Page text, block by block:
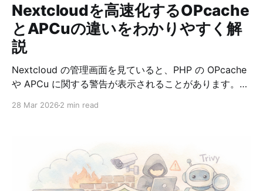
Nextcloudを高速化するOPcache
とAPCuの違いをわかりやすく解
説
Nextcloud の管理画面を見ていると、PHP の OPcache
や APCu に関する警告が表示されることがあります。
わかりにくい」と感じやすいポイントです。 この記事で
は、Nextcloud を快適に動かすうえで重要な OPcache
と APCu の違いを、初心者にもわかりやすく整理しま
28 Mar 2026 2 min read